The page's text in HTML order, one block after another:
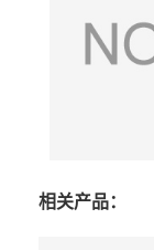
相关产品：